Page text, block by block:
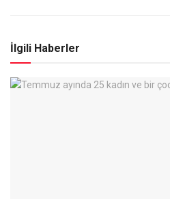
İlgili Haberler